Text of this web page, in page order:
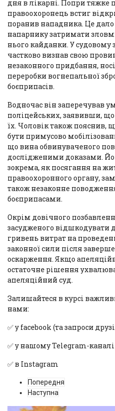
дня в лікарні. Попри тяжке
правоохоронець встиг
поранив нападника. Це
напарнику затримати
нього кайданки. У судовому
частково визнав свою
незаконного придбання,
переробки вогнепальної
боєприпасів.
Водночас він заперечував
поліцейських, заявивши,
їх. Чоловік також пояснив,
бути примусово
що вина обвинуваченого
дослідженими доказами.
зокрема, як посягання на
правоохоронного органу,
також незаконне
боєприпасами.
Окрім довічного
засудженого відшкодувати
гривень витрат на
законної сили після
оскарження. Якщо
остаточне рішення
апеляційний суд.
Залишайтеся в курсі
нами:
✅ у facebook (та запроси
✅ у нашомуTelegram-каналі
✅ в Instagram
Попередня
Наступна